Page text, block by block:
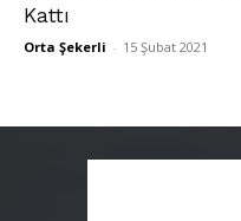
Kattı
Orta Şekerli - 15 Şubat 2021